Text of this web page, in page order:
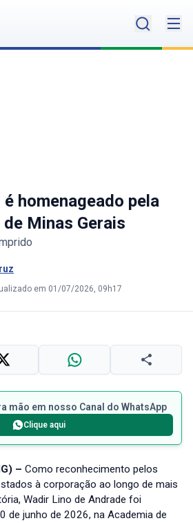
homenageado pela
Minas Gerais
em 01/07/2026, 09h17
mão em nosso Canal do WhatsApp
Clique aqui
– Como reconhecimento pelos
à corporação ao longo de mais
Wadir Lino de Andrade foi
de junho de 2026, na Academia de